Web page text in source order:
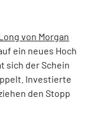
von Morgan
ein neues Hoch
sich der Schein
Investierte
den Stopp